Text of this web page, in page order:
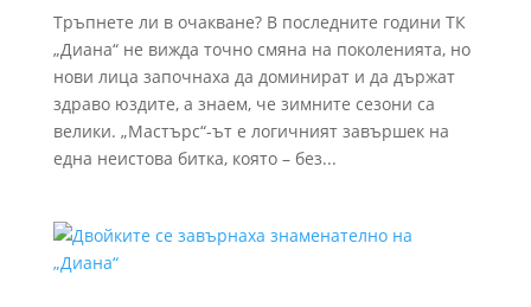
Тръпнете ли в очакване? В последните години ТК
„Диана“ не вижда точно смяна на поколенията, но
нови лица започнаха да доминират и да държат
здраво юздите, а знаем, че зимните сезони са
велики. „Мастърс“-ът е логичният завършек на
една неистова битка, която – без...